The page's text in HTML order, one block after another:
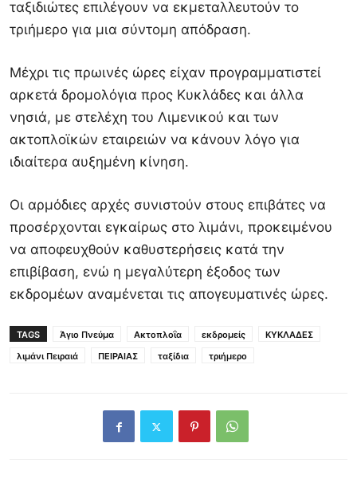
ταξιδιώτες επιλέγουν να εκμεταλλευτούν το
τριήμερο για μια σύντομη απόδραση.
Μέχρι τις πρωινές ώρες είχαν προγραμματιστεί
αρκετά δρομολόγια προς Κυκλάδες και άλλα
νησιά, με στελέχη του Λιμενικού και των
ακτοπλοϊκών εταιρειών να κάνουν λόγο για
ιδιαίτερα αυξημένη κίνηση.
Οι αρμόδιες αρχές συνιστούν στους επιβάτες να
προσέρχονται εγκαίρως στο λιμάνι, προκειμένου
να αποφευχθούν καθυστερήσεις κατά την
επιβίβαση, ενώ η μεγαλύτερη έξοδος των
εκδρομέων αναμένεται τις απογευματινές ώρες.
TAGS Άγιο Πνεύμα Ακτοπλοΐα εκδρομείς
ΚΥΚΛΑΔΕΣ
λιμάνι Πειραιά
ΠΕΙΡΑΙΑΣ ταξίδια τριήμερο